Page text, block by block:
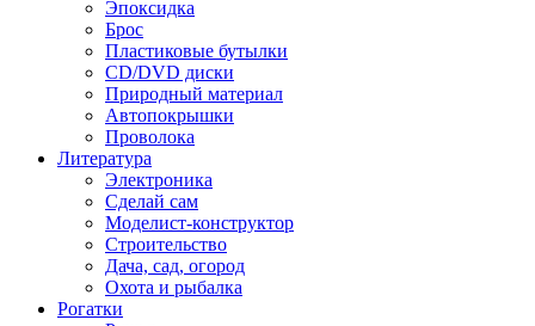
Эпоксидка
Брос
Пластиковые бутылки
CD/DVD диски
Природный материал
Автопокрышки
Проволока
Литература
Электроника
Сделай сам
Моделист-конструктор
Строительство
Дача, сад, огород
Охота и рыбалка
Рогатки